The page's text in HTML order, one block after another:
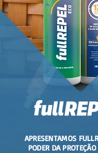
APRESENTAMOS
PODER DA